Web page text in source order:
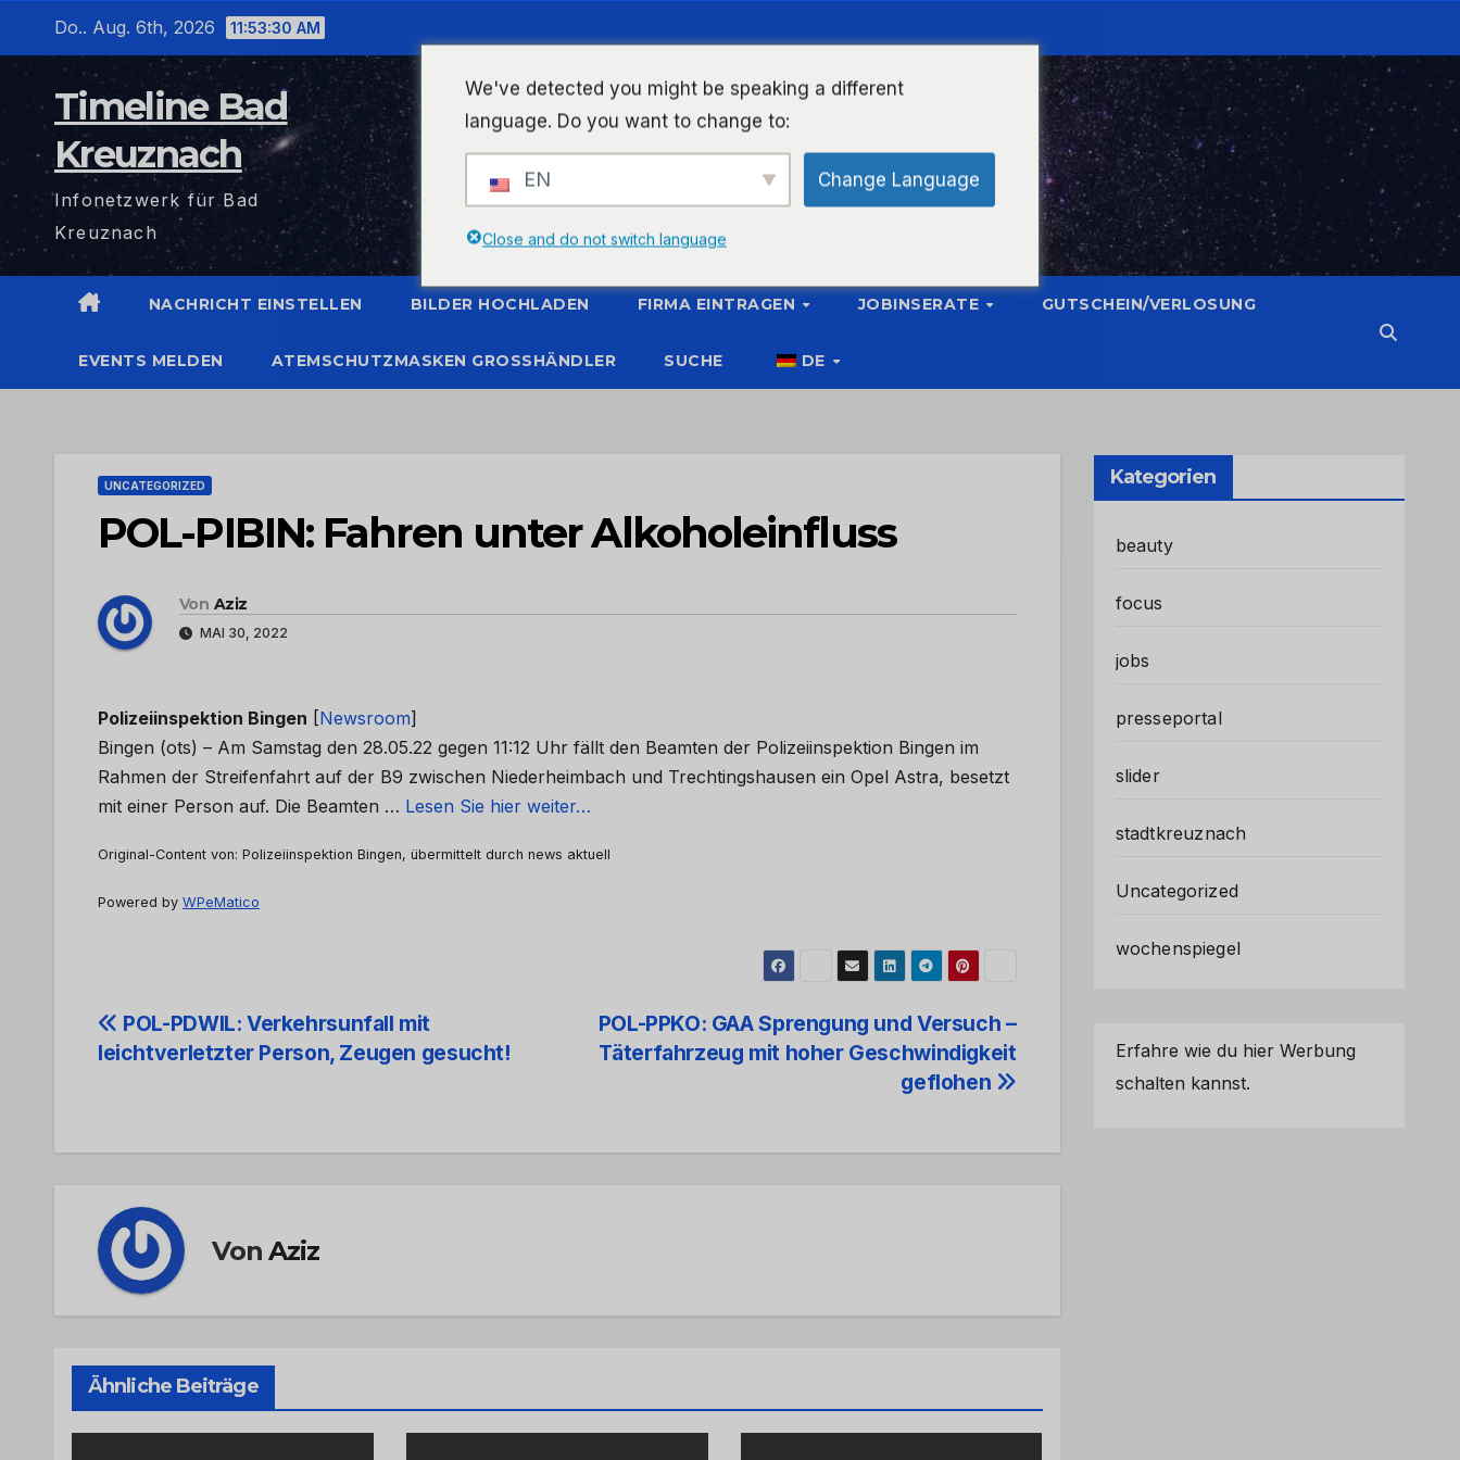
Do.. Aug. 6th, 2026 11:53:30 AM
Timeline Bad
Kreuznach
Infonetzwerk für Bad
Kreuznach
NACHRICHT EINSTELLEN BILDER HOCHLADEN FIRMA EINTRAGEN JOBINSERATE GUTSCHEIN/VERLOSUNG
EVENTS MELDEN ATEMSCHUTZMASKEN GROSSHÄNDLER SUCHE DE
UNCATEGORIZED
POL-PIBIN: Fahren unter Alkoholeinfluss
Von Aziz
MAI 30, 2022
Polizeiinspektion Bingen [Newsroom]
Bingen (ots) – Am Samstag den 28.05.22 gegen 11:12 Uhr fällt den Beamten der Polizeiinspektion Bingen im
Rahmen der Streifenfahrt auf der B9 zwischen Niederheimbach und Trechtingshausen ein Opel Astra, besetzt
mit einer Person auf. Die Beamten … Lesen Sie hier weiter…
Original-Content von: Polizeiinspektion Bingen, übermittelt durch news aktuell
Powered by WPeMatico
Beitrags-
POL-PPKO: GAA Sprengung und Versuch –
Täterfahrzeug mit hoher Geschwindigkeit
geflohen
POL-PDWIL: Verkehrsunfall mit
leichtverletzter Person, Zeugen gesucht!
VonAziz
Ähnliche Beiträge
Kategorien
beauty
focus
jobs
presseportal
slider
stadtkreuznach
Uncategorized
wochenspiegel
Erfahre wie du hier Werbung
schalten kannst.
We've detected you might be speaking a different
language. Do you want to change to:
EN Change Language
Close and do not switch language